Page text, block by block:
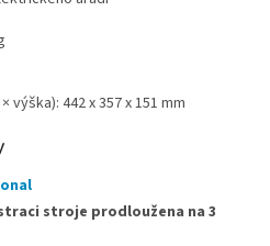
výška): 442 x 357 x 151 mm
stroje prodloužena na 3